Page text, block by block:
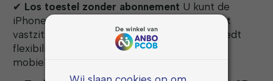
✔ Los toestel zonder abonnement U kunt de
iPhone als los toestel kopen, waardoor u niet
vastzit aan dure abonnementskosten. Dit biedt
flexibiliteit en vrijheid bij het kiezen van uw
mobiele provider en tariefplan.